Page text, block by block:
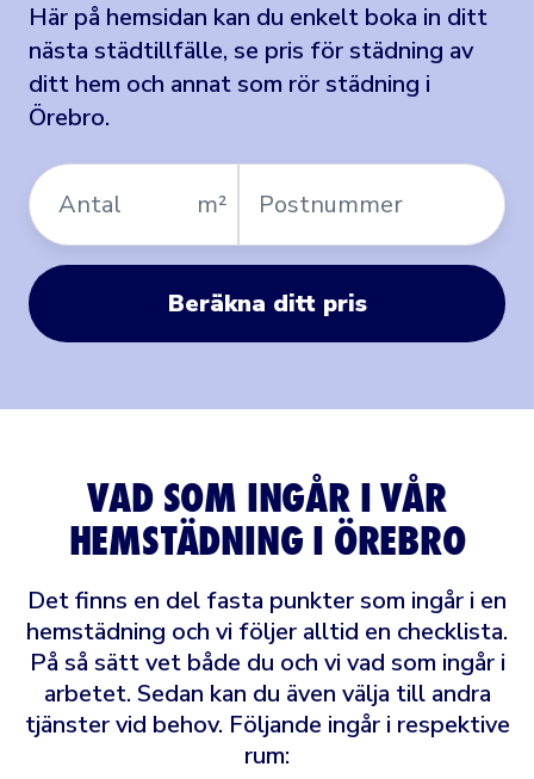
Här på hemsidan kan du enkelt boka in ditt
nästa städtillfälle, se pris för städning av
ditt hem och annat som rör städning i
Örebro.
Antal
m²
Beräkna ditt pris
VAD SOM INGÅR I VÅR
HEMSTÄDNING I ÖREBRO
Det finns en del fasta punkter som ingår i en
hemstädning och vi följer alltid en checklista.
På så sätt vet både du och vi vad som ingår i
arbetet. Sedan kan du även välja till andra
tjänster vid behov. Följande ingår i respektive
rum: